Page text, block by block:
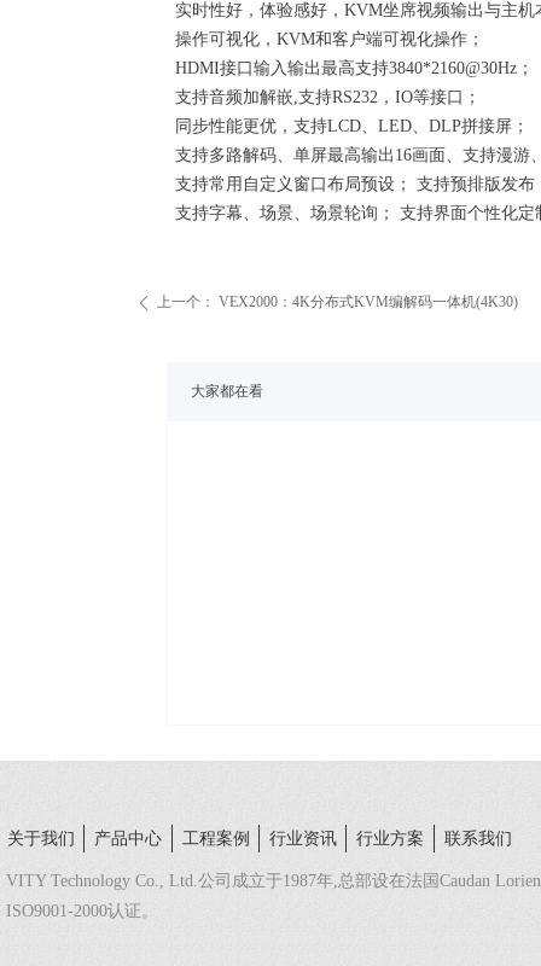
大家都在看
ꄴ 上一个： VEX2000：4K分布式KVM编解码一体机(4K30)
实时性好，体验感好，KVM坐席视频输出与主
操作可视化，KVM和客户端可视化操作；
HDMI接口输入输出最高支持3840*2160@30Hz；
支持音频加解嵌,支持RS232，IO等接口；
同步性能更优，支持LCD、LED、DLP拼接屏；
支持多路解码、单屏最高输出16画面、支持漫游
支持常用自定义窗口布局预设； 支持预排版发
支持字幕、场景、场景轮询； 支持界面个性化定
关于我们 产品中心 工程案例 行业资讯 行业方案 联系我们
VITY Technology Co., Ltd.公司成立于1987年,总部设在法国Caudan
ISO9001-2000认证。